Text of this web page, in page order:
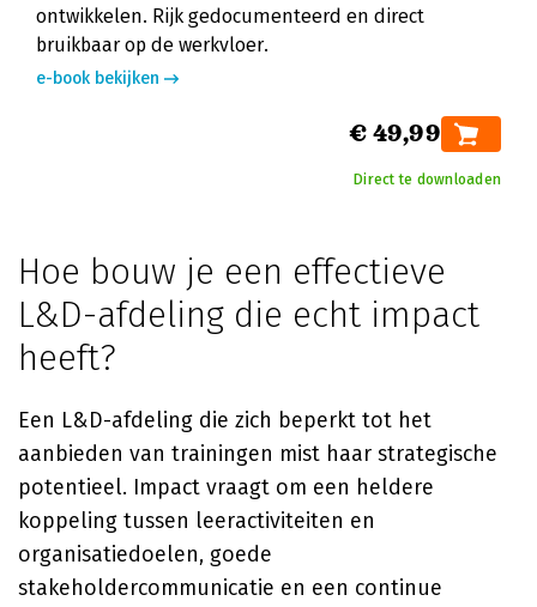
ontwikkelen. Rijk gedocumenteerd en direct
bruikbaar op de werkvloer.
e-book bekijken
€ 49,99
Direct te downloaden
Hoe bouw je een effectieve
L&D-afdeling die echt impact
heeft?
Een L&D-afdeling die zich beperkt tot het
aanbieden van trainingen mist haar strategische
potentieel. Impact vraagt om een heldere
koppeling tussen leeractiviteiten en
organisatiedoelen, goede
stakeholdercommunicatie en een continue